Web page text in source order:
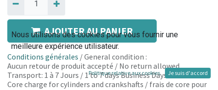
AJOUTER AU PANIER
Conditions générales / General condition :
Aucun retour de produit accepté / No return allowed
Transport: 1 à 7 Jours / 1 to 7 days Business Days
Core charge for cylinders and crankshafts / frais de core pour
Nous utilisons des cookies pour vous fournir une
meilleure expérience utilisateur.
Politique relative aux cookies Je suis d'accord